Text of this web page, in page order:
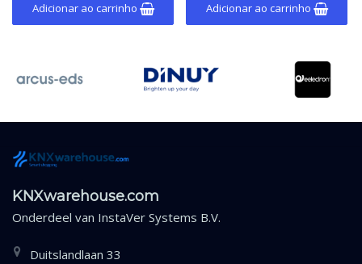
Adicionar ao carrinho Adicionar ao carrinho
KNXwarehouse.com
Onderdeel van InstaVer Systems B.V.
Duitslandlaan 33